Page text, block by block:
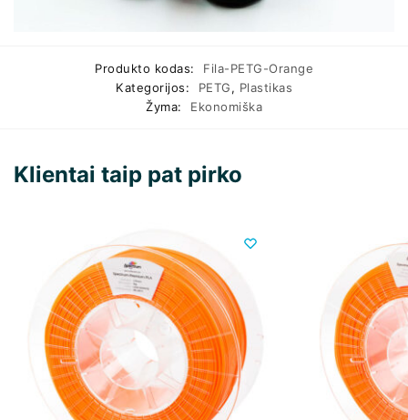
Produkto kodas:
Fila-PETG-Orange
Kategorijos:
PETG, Plastikas
Žyma:
Ekonomiška
Klientai taip pat pirko